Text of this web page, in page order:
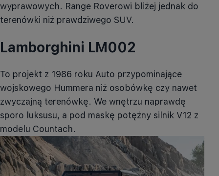
wyprawowych. Range Roverowi bliżej jednak do
terenówki niż prawdziwego SUV.
Lamborghini LM002
To projekt z 1986 roku Auto przypominające
wojskowego Hummera niż osobówkę czy nawet
zwyczajną terenówkę. We wnętrzu naprawdę
sporo luksusu, a pod maskę potężny silnik V12 z
modelu Countach.